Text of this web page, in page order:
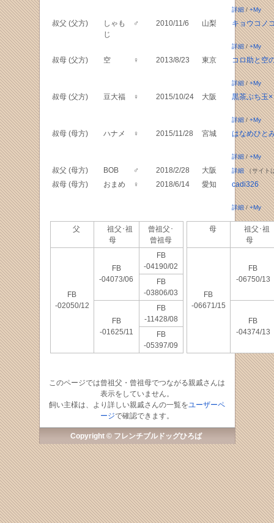
詳細/+My
叔父 (父方)
しゃも
じ
♂ 2010/11/6 山梨 キョウコノ
詳細/+My
叔母 (父方) 空 ♀ 2013/8/23 東京 コロ助と空
詳細/+My
叔母 (父方) 豆大福 ♀ 2015/10/24 大阪 黒茶ぶち玉×
詳細/+My
叔母 (母方) ハナメ ♀ 2015/11/28 宮城 はなめひと
詳細/+My
叔父 (母方) BOB ♂ 2018/2/28 大阪 詳細（サイト
叔母 (母方) おまめ ♀ 2018/6/14 愛知 cadi326
詳細/+My
父
祖父･祖
母
曾祖父･
曾祖母
FB
-02050/12
FB
-04073/06
FB
-04190/02
FB
-03806/03
FB
-01625/11
FB
-11428/08
FB
-05397/09
母
祖父･祖
母
FB
-06671/15
FB
-06750/13
FB
-04374/13
このページでは曾祖父・曾祖母でつながる親戚さんは
表示をしていません。
飼い主様は、より詳しい親戚さんの一覧をユーザーペ
ージで確認できます。
Copyright © フレンチブルドッグひろば